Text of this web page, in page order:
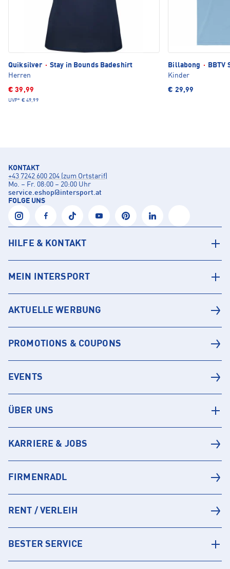
Quiksilver · Stay in Bounds Badeshirt
Herren
€ 39,99
UVP* € 49,99
Billabong ·
BBTV
Kinder
€ 29,99
KONTAKT
+43 7242 600 204 (zum Ortstarif)
Mo. – Fr. 08:00 – 20:00 Uhr
service.eshop@intersport.at
FOLGE UNS
HILFE & KONTAKT
MEIN INTERSPORT
AKTUELLE WERBUNG
PROMOTIONS & COUPONS
EVENTS
ÜBER UNS
KARRIERE & JOBS
FIRMENRADL
RENT / VERLEIH
BESTER SERVICE